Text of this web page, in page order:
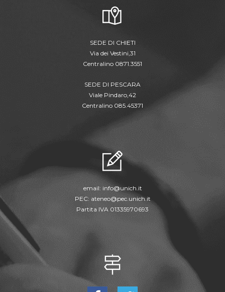
SEDE DI CHIETI
Via dei Vestini,31
Centralino 0871.3551
SEDE DI PESCARA
Viale Pindaro,42
Centralino 085.45371
email: info@unich.it
PEC: ateneo@pec.unich.it
Partita IVA 01335970693